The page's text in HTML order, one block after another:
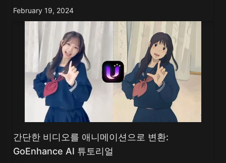
February 19, 2024
간단한 비디오를 애니메이션으로 변환:
GoEnhance AI 튜토리얼